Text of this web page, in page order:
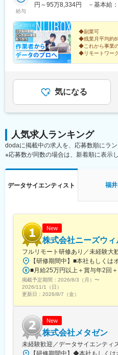
など、柔軟性高く働くことが
（諸条件あり／詳細はお気軽
策：敷地内全面禁煙※転勤なし
給与
円～95万8,334円 －基本給
代として残業の有無に関わら
記35時間を超過した分は別途
◆副業可
◆残業月平均約6
◆これから事業
◆リモートワー
＼リクルート
気になる
人気求人ランキング
dodaに掲載中の求人を、応募数順にラ
※応募数が同数の場合は、新着順に表示し
データサイエンティスト 福
New
株式会社ニーズウィ
フルリモート研修あり／未経験大
掲載予定期間： 2026/8/3（月） 〜
2026/11/1（日）
更新日： 2026/8/7（金）
New
株式会社メタゼン
未経験歓迎／データサイエンティ